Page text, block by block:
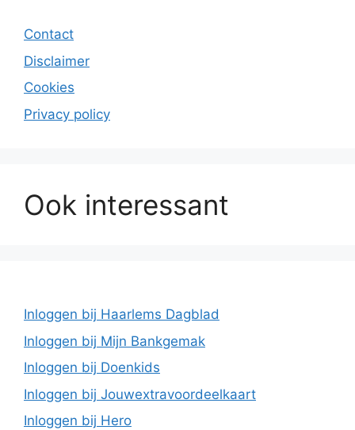
Contact
Disclaimer
Cookies
Privacy policy
Ook interessant
Inloggen bij Haarlems Dagblad
Inloggen bij Mijn Bankgemak
Inloggen bij Doenkids
Inloggen bij Jouwextravoordeelkaart
Inloggen bij Hero